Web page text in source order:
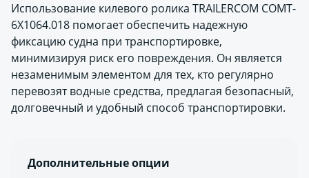
Использование килевого ролика TRAILERCOM COMT-
6X1064.018 помогает обеспечить надежную
фиксацию судна при транспортировке,
минимизируя риск его повреждения. Он является
незаменимым элементом для тех, кто регулярно
перевозят водные средства, предлагая безопасный,
долговечный и удобный способ транспортировки.
Дополнительные опции